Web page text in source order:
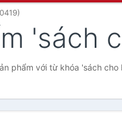
'sách
phẩm với từ khóa 'sách